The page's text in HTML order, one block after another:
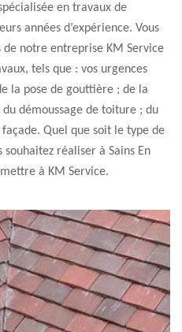
en travaux de
années d’expérience. Vous
notre entreprise KM Service
tels que : vos urgences
la pose de gouttière ; de la
démoussage de toiture ; du
Quel que soit le type de
réaliser à Sains En
à KM Service.